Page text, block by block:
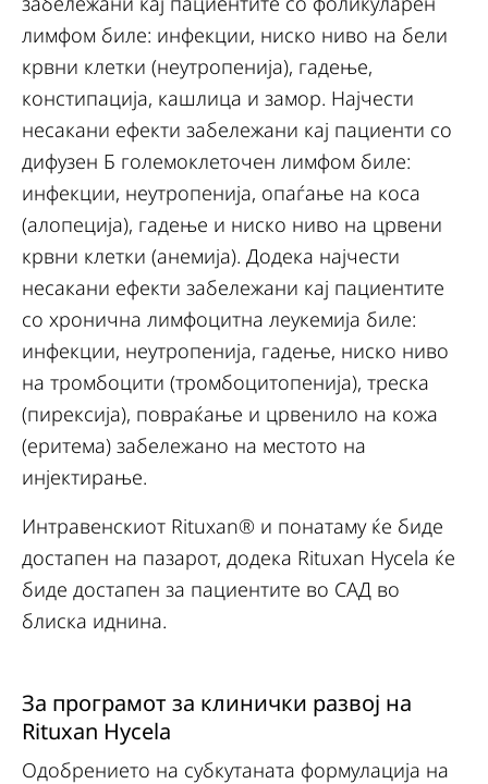
лимфом биле: инфекции, ниско ниво на бели
крвни клетки (неутропенија), гадење,
констипација, кашлица и замор. Најчести
несакани ефекти забележани кај пациенти со
дифузен Б големоклеточен лимфом биле:
инфекции, неутропенија, опаѓање на коса
(алопеција), гадење и ниско ниво на црвени
крвни клетки (анемија). Додека најчести
несакани ефекти забележани кај пациентите
со хронична лимфоцитна леукемија биле:
инфекции, неутропенија, гадење, ниско ниво
на тромбоцити (тромбоцитопенија), треска
(пирексија), повраќање и црвенило на кожа
(еритема) забележано на местото на
инјектирање.
Интравенскиот Rituxan® и понатаму ќе биде
достапен на пазарот, додека Rituxan Hycela ќе
биде достапен за пациентите во САД во
блиска иднина.
За програмот за клинички развој на
Rituxan Hycela
Одобрението на субкутаната формулација на